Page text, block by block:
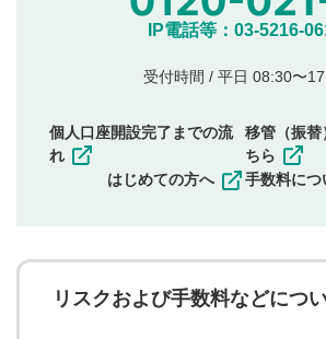
他のサイトへの誘導や営利目的
他者の権利（商標、著作権、そ
その他当社が不適切と判断した
一度投稿した評価およびコメントの変
ことを承諾したものとします。また、
に関する著作者人格権を行使しないこ
用者が投稿したコメントは、当社サー
IP電話等：03-5216-
受付時間 / 平日 08:30〜
個人口座開設完了までの流
れ
はじめての方へ
移管（振替
ちら
手数料につ
リスクおよび手数料などにつ